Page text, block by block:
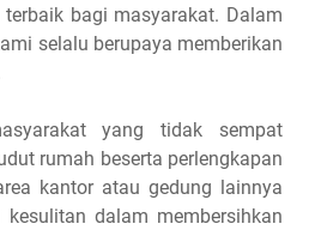
bagi masyarakat. Dalam
selalu berupaya memberikan
yang tidak sempat
rumah beserta perlengkapan
kantor atau gedung lainnya
dalam membersihkan